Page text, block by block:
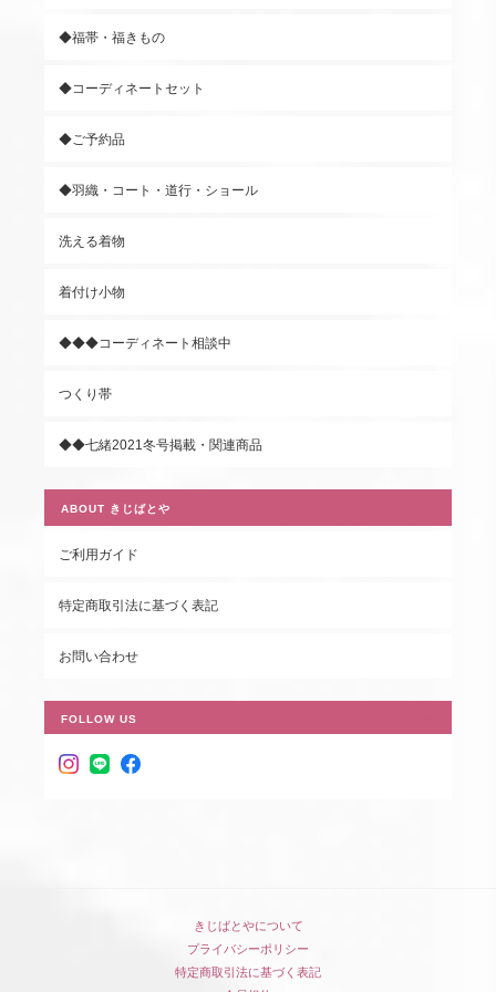
◆福帯・福きもの
◆コーディネートセット
◆ご予約品
◆羽織・コート・道行・ショール
洗える着物
着付け小物
◆◆◆コーディネート相談中
つくり帯
◆◆七緒2021冬号掲載・関連商品
ABOUT きじばとや
ご利用ガイド
特定商取引法に基づく表記
お問い合わせ
FOLLOW US
きじばとやについて
プライバシーポリシー
特定商取引法に基づく表記